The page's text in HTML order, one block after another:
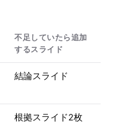
不足していたら追加
するスライド
結論スライド
根拠スライド2枚